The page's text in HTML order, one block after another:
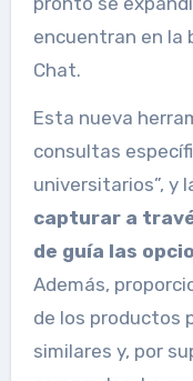
encuentran en la
Chat.
Esta nueva
consultas
universitarios”, y
capturar a
de guía las
Además,
de los productos
similares y, por